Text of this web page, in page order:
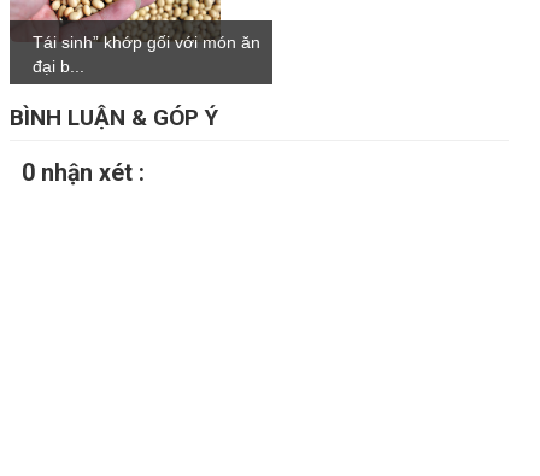
Tái sinh” khớp gối với món ăn
đại b...
BÌNH LUẬN & GÓP Ý
0 nhận xét :